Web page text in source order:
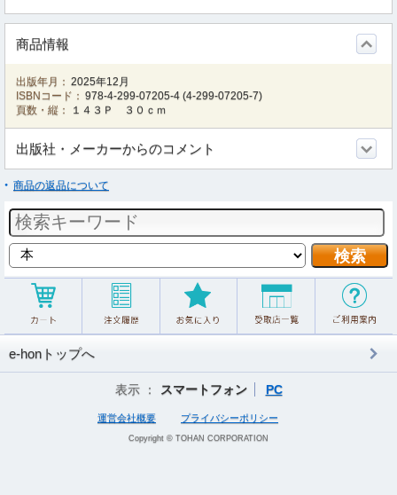
商品情報
出版年月： 2025年12月
ISBNコード： 978-4-299-07205-4 (4-299-07205-7)
頁数・縦：
１４３Ｐ ３０ｃｍ
出版社・メーカーからのコメント
商品の返品について
e-honトップへ
表示 ： スマートフォン PC
運営会社概要 プライバシーポリシー
Copyright © TOHAN CORPORATION